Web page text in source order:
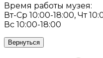
Время работы музея:
Вт-Ср 10:00-18:00, Чт
Вс 10:00-18:00
Вернуться